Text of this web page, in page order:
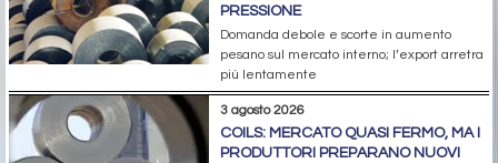
PRESSIONE
Domanda debole e scorte in aumento
pesano sul mercato interno; l’export arretra
più lentamente
3 agosto 2026
COILS: MERCATO QUASI FERMO, MA I
PRODUTTORI PREPARANO NUOVI